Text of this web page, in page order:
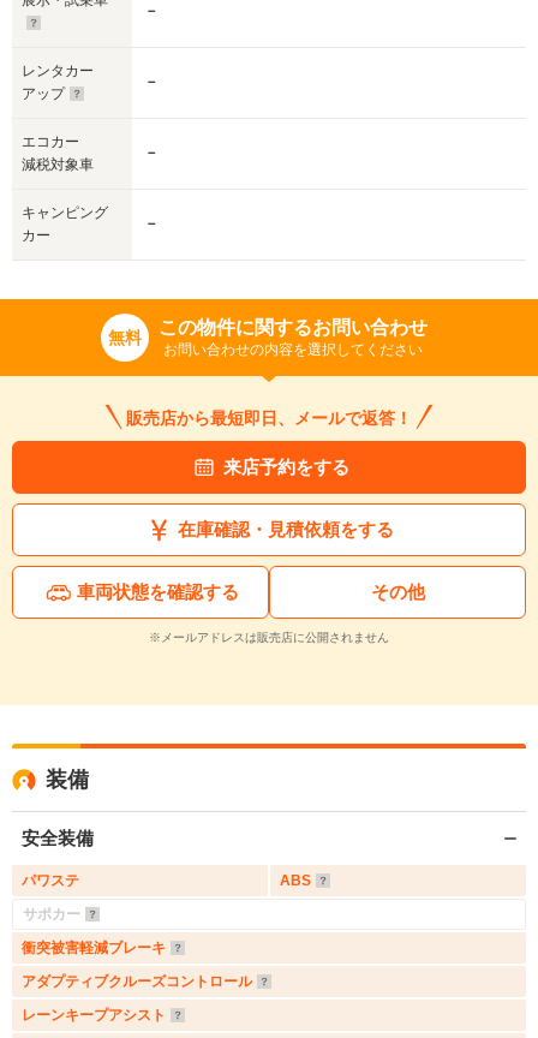
－
レンタカー
アップ
－
エコカー
減税対象車
－
キャンピング
カー
－
無料 この物件に関するお問い合わせ
お問い合わせの内容を選択してください
販売店から最短即日、メールで返答！
来店予約をする
在庫確認・見積依頼をする
車両状態を確認する その他
※メールアドレスは販売店に公開されません
装備
安全装備
パワステ
ABS
サポカー
衝突被害軽減ブレーキ
アダプティブクルーズコントロール
レーンキープアシスト